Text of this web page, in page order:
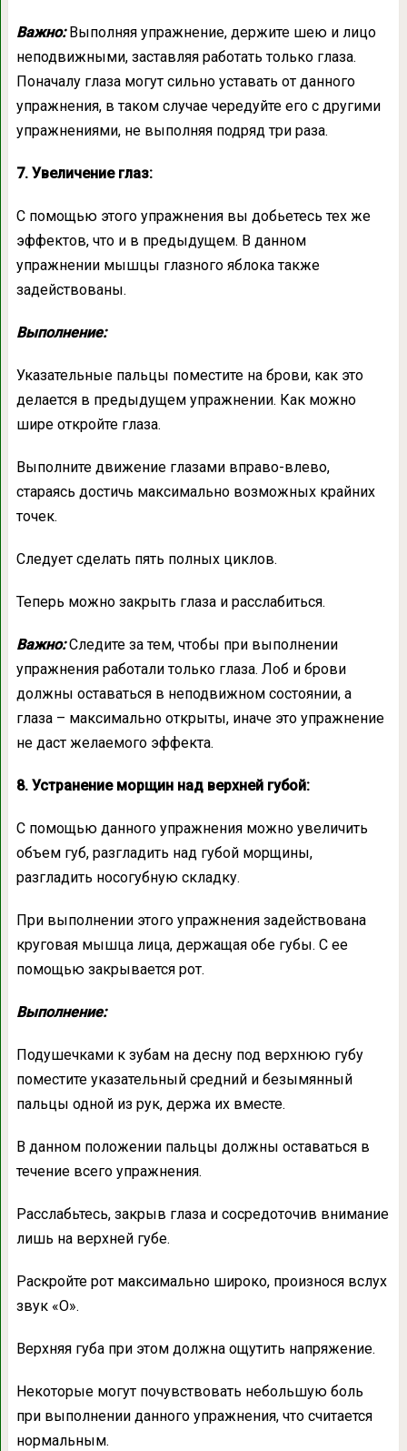
Важно:Выполняя упражнение, держите шею и лицо
неподвижными, заставляя работать только глаза.
Поначалу глаза могут сильно уставать от данного
упражнения, в таком случае чередуйте его с другими
упражнениями, не выполняя подряд три раза.
7. Увеличение глаз:
С помощью этого упражнения вы добьетесь тех же
эффектов, что и в предыдущем. В данном
упражнении мышцы глазного яблока также
задействованы.
Выполнение:
Указательные пальцы поместите на брови, как это
делается в предыдущем упражнении. Как можно
шире откройте глаза.
Выполните движение глазами вправо-влево,
стараясь достичь максимально возможных крайних
точек.
Следует сделать пять полных циклов.
Теперь можно закрыть глаза и расслабиться.
Важно:Следите за тем, чтобы при выполнении
упражнения работали только глаза. Лоб и брови
должны оставаться в неподвижном состоянии, а
глаза – максимально открыты, иначе это упражнение
не даст желаемого эффекта.
8. Устранение морщин над верхней губой:
С помощью данного упражнения можно увеличить
объем губ, разгладить над губой морщины,
разгладить носогубную складку.
При выполнении этого упражнения задействована
круговая мышца лица, держащая обе губы. С ее
помощью закрывается рот.
Выполнение:
Подушечками к зубам на десну под верхнюю губу
поместите указательный средний и безымянный
пальцы одной из рук, держа их вместе.
В данном положении пальцы должны оставаться в
течение всего упражнения.
Расслабьтесь, закрыв глаза и сосредоточив внимание
лишь на верхней губе.
Раскройте рот максимально широко, произнося вслух
звук «О».
Верхняя губа при этом должна ощутить напряжение.
Некоторые могут почувствовать небольшую боль
при выполнении данного упражнения, что считается
нормальным.